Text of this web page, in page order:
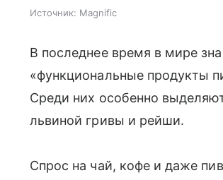
Источник: Magnific
В последнее время в мире
«функциональные продукты
Среди них особенно
львиной гривы и рейши.
Спрос на чай, кофе и даже